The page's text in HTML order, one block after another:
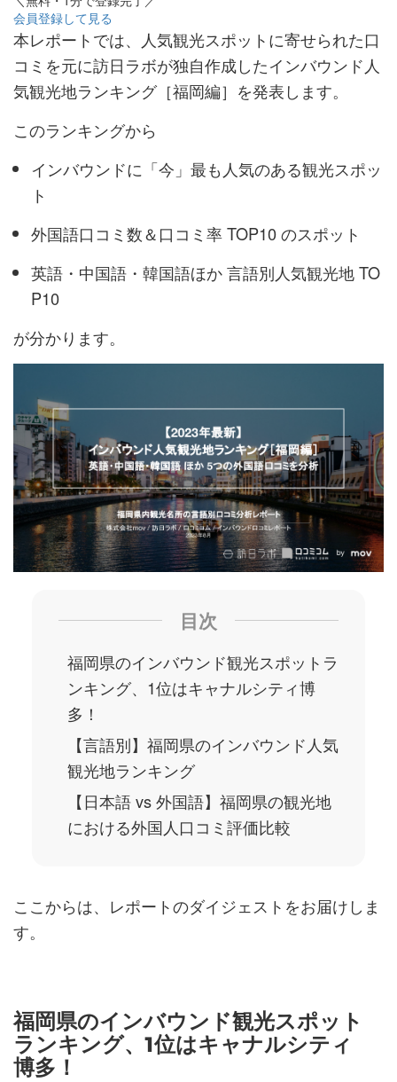
会員登録して見る
本レポートでは、人気観光スポットに寄せられた口
コミを元に訪日ラボが独自作成したインバウンド人
気観光地ランキング［福岡編］を発表します。
このランキングから
インバウンドに「今」最も人気のある観光スポッ
ト
外国語口コミ数＆口コミ率 TOP10 のスポット
英語・中国語・韓国語ほか 言語別人気観光地 TO
P10
が分かります。
目次
福岡県のインバウンド観光スポットラ
ンキング、1位はキャナルシティ博
多！
【言語別】福岡県のインバウンド人気
観光地ランキング
【日本語 vs 外国語】福岡県の観光地
における外国人口コミ評価比較
ここからは、レポートのダイジェストをお届けしま
す。
福岡県のインバウンド観光スポット
ランキング、1位はキャナルシティ
博多！